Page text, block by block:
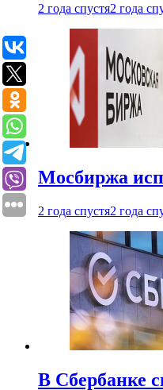
2 года спустя2 года
Мосбиржа
2 года спустя2 года
В Сбербанке